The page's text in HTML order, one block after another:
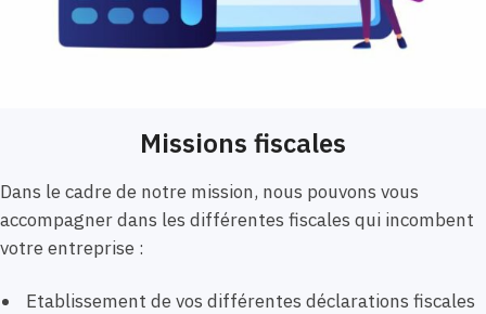
Missions fiscales
Dans le cadre de notre mission, nous pouvons vous
accompagner dans les différentes fiscales qui incombent
votre entreprise :
Etablissement de vos différentes déclarations fiscales